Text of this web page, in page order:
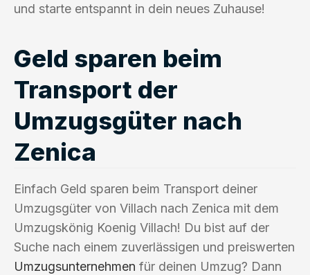
und starte entspannt in dein neues Zuhause!
Geld sparen beim
Transport der
Umzugsgüter nach
Zenica
Einfach Geld sparen beim Transport deiner
Umzugsgüter von Villach nach Zenica mit dem
Umzugskönig Koenig Villach! Du bist auf der
Suche nach einem zuverlässigen und preiswerten
Umzugsunternehmen für deinen Umzug? Dann